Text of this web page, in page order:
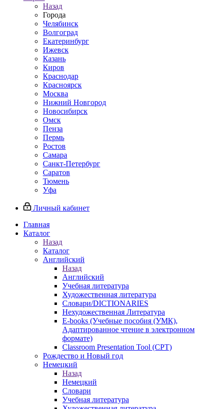
Назад
Города
Челябинск
Волгоград
Екатеринбург
Ижевск
Казань
Киров
Краснодар
Красноярск
Москва
Нижний Новгород
Новосибирск
Омск
Пенза
Пермь
Ростов
Самара
Санкт-Петербург
Саратов
Тюмень
Уфа
Личный кабинет
Главная
Каталог
Назад
Каталог
Английский
Назад
Английский
Учебная литература
Художественная литература
Словари/DICTIONARIES
Нехудожественная Литература
E-books (Учебные пособия (УМК),
Адаптированное чтение в электронном
формате)
Classroom Presentation Tool (CPT)
Рождество и Новый год
Немецкий
Назад
Немецкий
Словари
Учебная литература